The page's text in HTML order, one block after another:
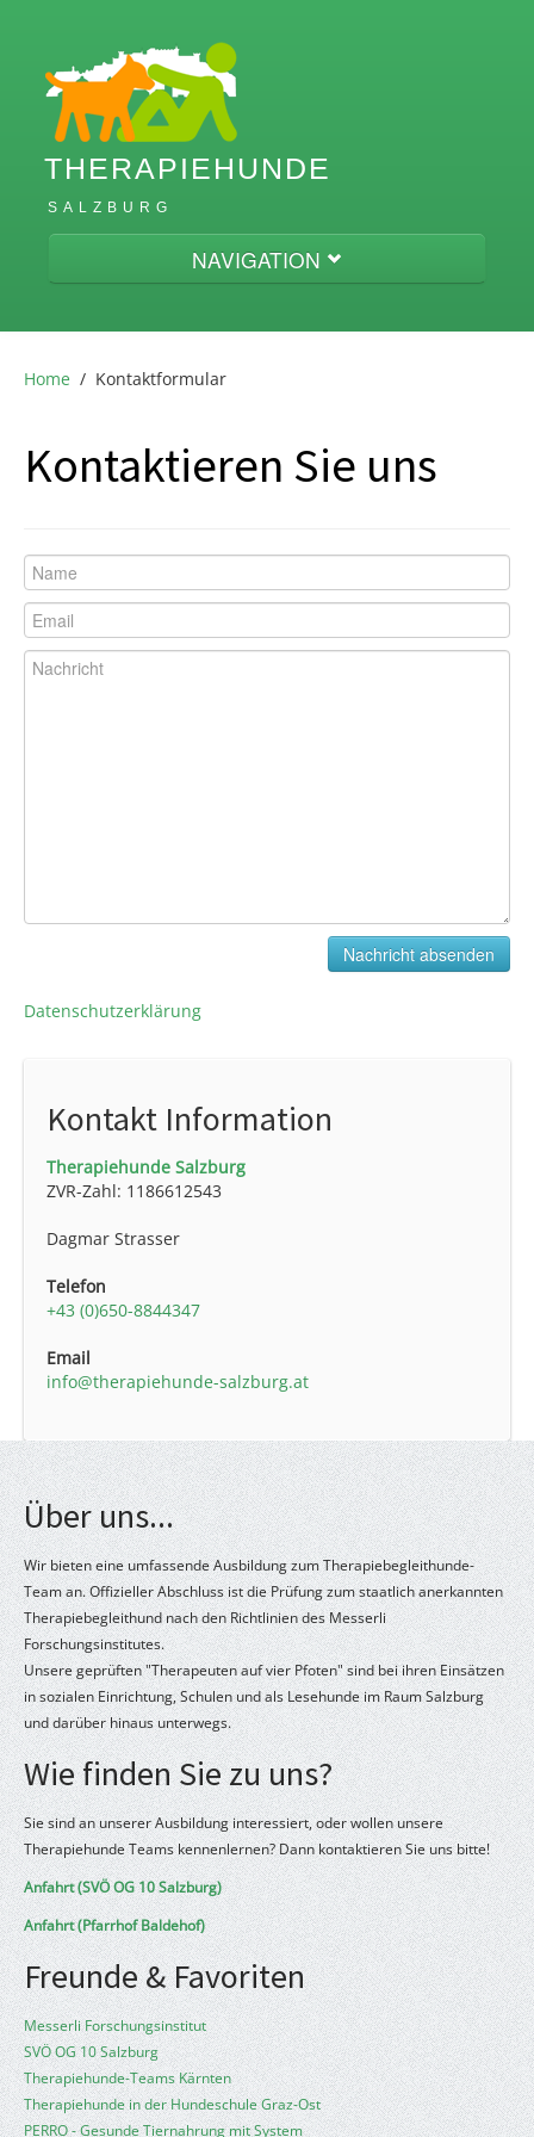
THERAPIEHUNDE
SALZBURG
NAVIGATION
Home
Termine
Home / Kontaktformular
Kontaktieren Sie uns
Datenschutzerklärung
Kontakt Information
Therapiehunde Salzburg
ZVR-Zahl: 1186612543
Dagmar Strasser
Telefon
+43 (0)650-8844347
Email
info@therapiehunde-salzburg.at
Über uns...
Wir bieten eine umfassende Ausbildung zum Therapiebegleithunde-
Team an. Offizieller Abschluss ist die Prüfung zum staatlich anerkannten
Therapiebegleithund nach den Richtlinien des Messerli
Forschungsinstitutes.
Unsere geprüften "Therapeuten auf vier Pfoten" sind bei ihren Einsätzen
in sozialen Einrichtung, Schulen und als Lesehunde im Raum Salzburg
und darüber hinaus unterwegs.
Wie finden Sie zu uns?
Sie sind an unserer Ausbildung interessiert, oder wollen unsere
Therapiehunde Teams kennenlernen? Dann kontaktieren Sie uns bitte!
Anfahrt (SVÖ OG 10 Salzburg)
Anfahrt (Pfarrhof Baldehof)
Freunde & Favoriten
Messerli Forschungsinstitut
SVÖ OG 10 Salzburg
Therapiehunde-Teams Kärnten
Therapiehunde in der Hundeschule Graz-Ost
PERRO - Gesunde Tiernahrung mit System